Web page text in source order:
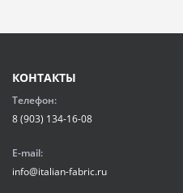
КОНТАКТЫ
Телефон:
8 (903) 134-16-08
E-mail:
info@italian-fabric.ru